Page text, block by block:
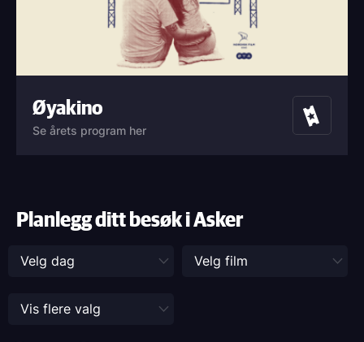
Øyakino
Se årets program her
Billetter
Planlegg ditt besøk i Asker